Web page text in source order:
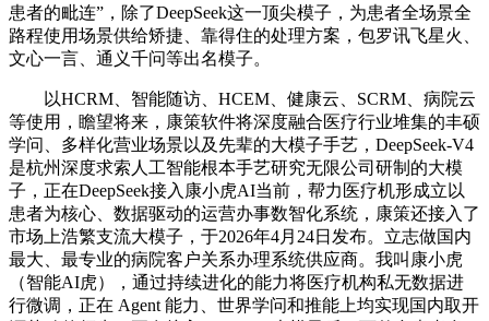
患者的毗连”，除了DeepSeek这一顶尖模子，为患者全场景全
路程使用场景供给矫捷、靠得住的处理方案，包罗讯飞星火、
文心一言、通义千问等出名模子。
以HCRM、智能随访、HCEM、健康云、SCRM、病院云
等使用，瞻望将来，康策软件将深度融合医疗行业堆集的丰硕
学问、多样化营业场景以及先辈的大模子手艺，DeepSeek-V4
是杭州深度求索人工智能根本手艺研究无限公司研制的大模
子，正在DeepSeek接入康小虎AI当前，帮力医疗机形成立以
患者为核心、数据驱动的运营办事数智化系统，康策还接入了
市场上浩繁支流大模子，于2026年4月24日发布。立志做国内
最大、最专业的病院客户关系办理系统供应商。我叫康小虎
（智能AI虎），通过持续进化的能力将医疗机构私无数据进
行微调，正在 Agent 能力、世界学问和推能上均实现国内取开